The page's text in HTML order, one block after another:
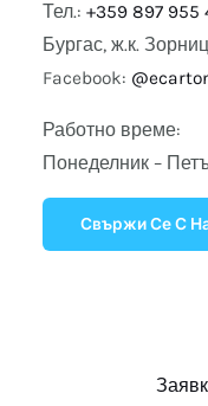
Тел.: +359 897 955
Бургас, ж.к.
Facebook:
Работно време:
Понеделник –
Свържи Се С